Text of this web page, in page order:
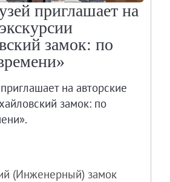
приглашает на
замок: по
на авторские
замок: по
(Инженерный) замок